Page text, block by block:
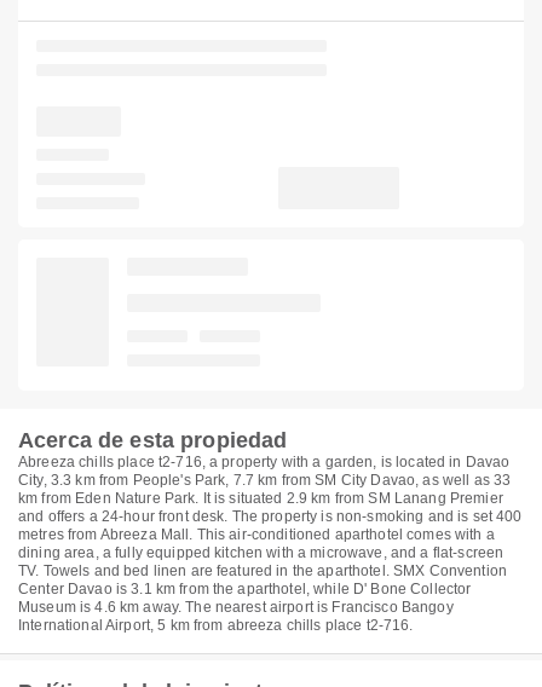
Acerca de esta propiedad
Abreeza chills place t2-716, a property with a garden, is located in Davao
City, 3.3 km from People's Park, 7.7 km from SM City Davao, as well as 33
km from Eden Nature Park. It is situated 2.9 km from SM Lanang Premier
and offers a 24-hour front desk. The property is non-smoking and is set 400
metres from Abreeza Mall. This air-conditioned aparthotel comes with a
dining area, a fully equipped kitchen with a microwave, and a flat-screen
TV. Towels and bed linen are featured in the aparthotel. SMX Convention
Center Davao is 3.1 km from the aparthotel, while D' Bone Collector
Museum is 4.6 km away. The nearest airport is Francisco Bangoy
International Airport, 5 km from abreeza chills place t2-716.